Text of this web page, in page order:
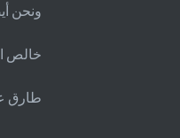
ونحن
خالص
طارق